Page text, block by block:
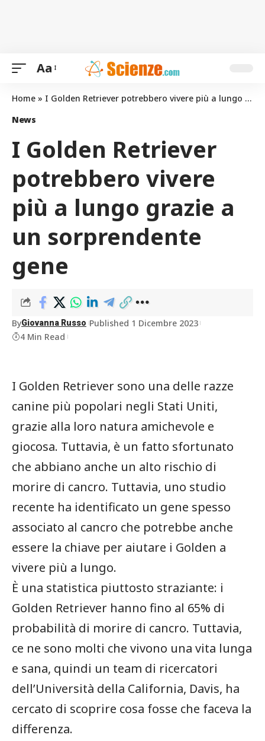
Aa
Home » I Golden Retriever potrebbero vivere più a lungo grazie a un sorprendente gene
News
I Golden Retriever
potrebbero vivere
più a lungo grazie a
un sorprendente
gene
ByGiovanna Russo Published 1 Dicembre 2023
4 Min Read
I Golden Retriever sono una delle razze
canine più popolari negli Stati Uniti,
grazie alla loro natura amichevole e
giocosa. Tuttavia, è un fatto sfortunato
che abbiano anche un alto rischio di
morire di cancro. Tuttavia, uno studio
recente ha identificato un gene spesso
associato al cancro che potrebbe anche
essere la chiave per aiutare i Golden a
vivere più a lungo.
È una statistica piuttosto straziante: i
Golden Retriever hanno fino al 65% di
probabilità di morire di cancro. Tuttavia,
ce ne sono molti che vivono una vita lunga
e sana, quindi un team di ricercatori
dell’Università della California, Davis, ha
cercato di scoprire cosa fosse che faceva la
differenza.